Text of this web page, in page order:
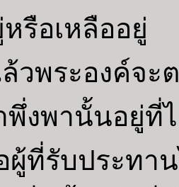
รือเหลืออยู่
วพระองค์จะ
พึ่งพานั้นอยู่ที่
ผู้ที่รับประทา